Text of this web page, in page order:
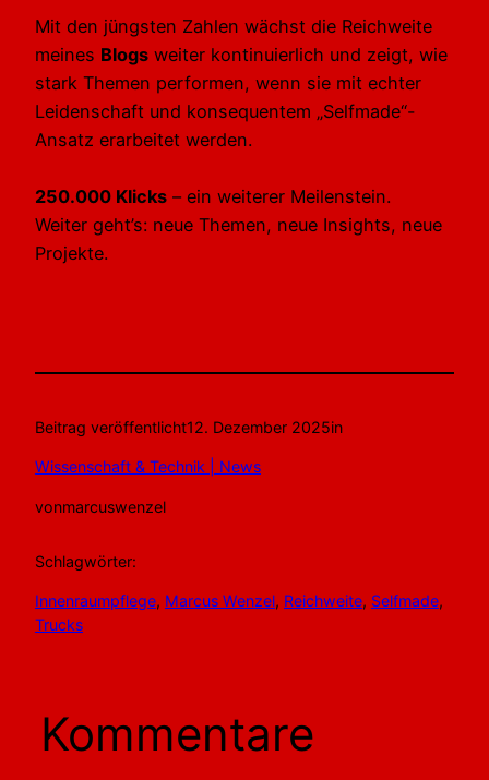
Mit den jüngsten Zahlen wächst die Reichweite
meines Blogs weiter kontinuierlich und zeigt, wie
stark Themen performen, wenn sie mit echter
Leidenschaft und konsequentem „Selfmade“-
Ansatz erarbeitet werden.
250.000 Klicks – ein weiterer Meilenstein.
Weiter geht’s: neue Themen, neue Insights, neue
Projekte.
Beitrag veröffentlicht12. Dezember 2025in
Wissenschaft & Technik | News
vonmarcuswenzel
Schlagwörter:
Innenraumpflege, Marcus Wenzel, Reichweite, Selfmade
Trucks
Kommentare